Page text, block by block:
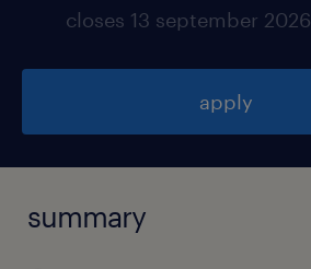
closes 13 september 2026
apply
summary